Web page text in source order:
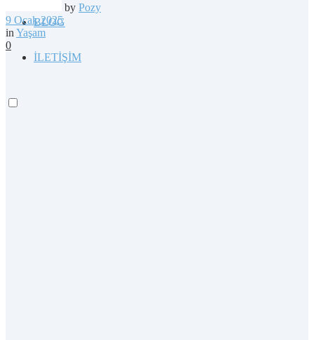
BLOG
İLETİŞİM
by Pozy
9 Ocak 2025
in Yaşam
0